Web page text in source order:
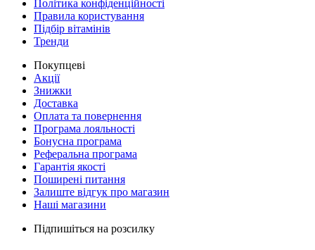
Політика конфіденційності
Правила користування
Підбір вітамінів
Тренди
Покупцеві
Акції
Знижки
Доставка
Оплата та повернення
Програма лояльності
Бонусна програма
Реферальна програма
Гарантія якості
Поширені питання
Залиште відгук про магазин
Наші магазини
Підпишіться на розсилку